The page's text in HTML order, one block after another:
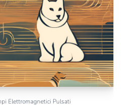
Elettromagnetici Pulsati